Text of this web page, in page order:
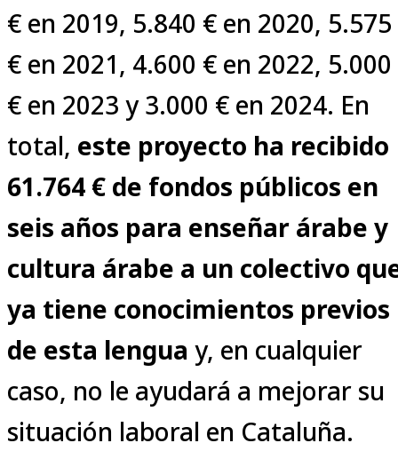
€ en 2019, 5.840 € en 2020, 5.575
€ en 2021, 4.600 € en 2022, 5.000
€ en 2023 y 3.000 € en 2024. En
total, este proyecto ha recibido
61.764 € de fondos públicos en
seis años para enseñar árabe y
cultura árabe a un colectivo
ya tiene conocimientos previos
de esta lengua y, en cualquier
caso, no le ayudará a mejorar su
situación laboral en Cataluña.